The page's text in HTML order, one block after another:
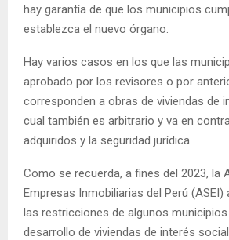
hay garantía de que los municipios
establezca el nuevo órgano.
Hay varios casos en los que las
aprobado por los revisores o por
corresponden a obras de viviendas de
cual también es arbitrario y va en
adquiridos y la seguridad jurídica.
Como se recuerda, a fines del 2023, la
Empresas Inmobiliarias del Perú (ASEI)
las restricciones de algunos
desarrollo de viviendas de interés